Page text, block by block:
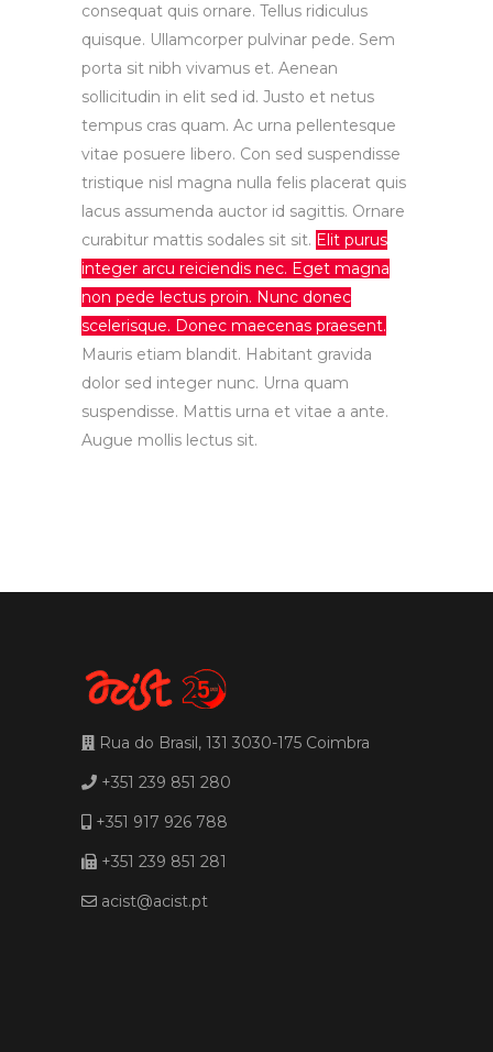
consequat quis ornare. Tellus ridiculus
quisque. Ullamcorper pulvinar pede. Sem
porta sit nibh vivamus et. Aenean
sollicitudin in elit sed id. Justo et netus
tempus cras quam. Ac urna pellentesque
vitae posuere libero. Con sed suspendisse
tristique nisl magna nulla felis placerat quis
lacus assumenda auctor id sagittis. Ornare
curabitur mattis sodales sit sit. Elit purus
integer arcu reiciendis nec. Eget magna
non pede lectus proin. Nunc donec
scelerisque. Donec maecenas praesent.
Mauris etiam blandit. Habitant gravida
dolor sed integer nunc. Urna quam
suspendisse. Mattis urna et vitae a ante.
Augue mollis lectus sit.
Rua do Brasil, 131 3030-175 Coimbra
+351 239 851 280
+351 917 926 788
+351 239 851 281
acist@acist.pt